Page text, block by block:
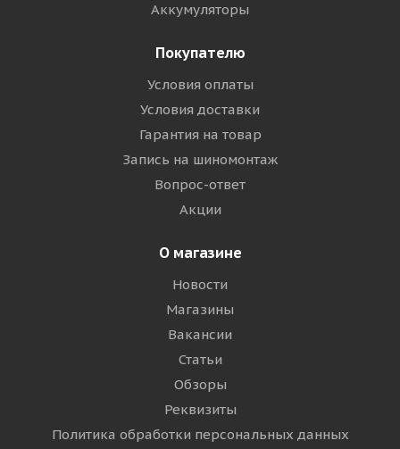
Аккумуляторы
Покупателю
Условия оплаты
Условия доставки
Гарантия на товар
Запись на шиномонтаж
Вопрос-ответ
Акции
О магазине
Новости
Магазины
Вакансии
Статьи
Обзоры
Реквизиты
Политика обработки персональных данных